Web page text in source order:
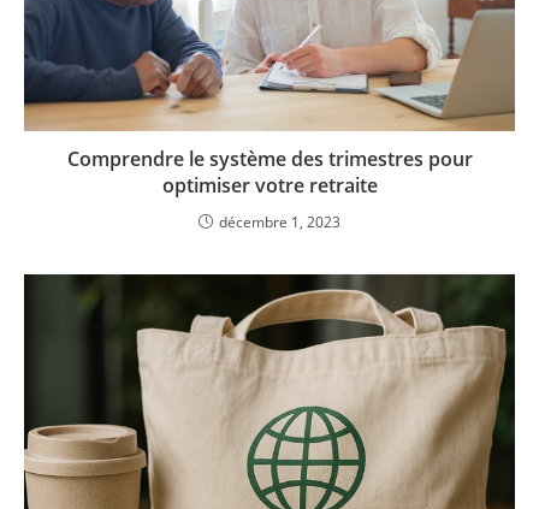
Comprendre le système des trimestres pour
optimiser votre retraite
décembre 1, 2023